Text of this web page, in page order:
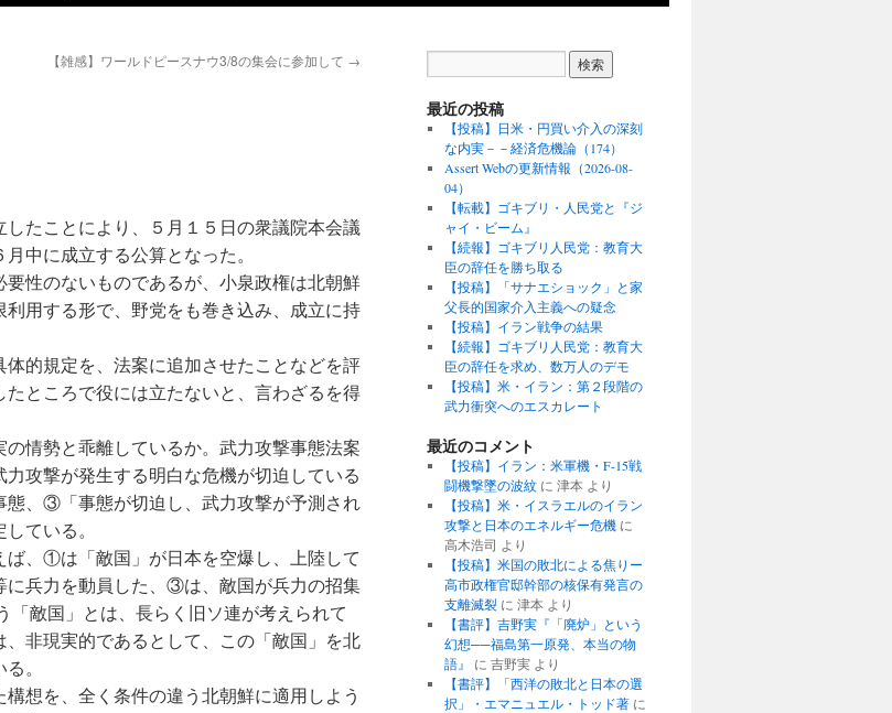
【雑感】ワールドピースナウ3/8の集会に参加して →
たことにより、５月１５日の衆議院本会議
中に成立する公算となった。
性のないものであるが、小泉政権は北朝鮮
用する形で、野党をも巻き込み、成立に持
的規定を、法案に追加させたことなどを評
ところで役には立たないと、言わざるを得
情勢と乖離しているか。武力攻撃事態法案
攻撃が発生する明白な危機が切迫している
態、③「事態が切迫し、武力攻撃が予測され
ている。
、①は「敵国」が日本を空爆し、上陸して
兵力を動員した、③は、敵国が兵力の招集
「敵国」とは、長らく旧ソ連が考えられて
非現実的であるとして、この「敵国」を北
。
想を、全く条件の違う北朝鮮に適用しよう
最近の投稿
【投稿】日米・円買い介入の深刻
な内実－－経済危機論（174）
Assert Webの更新情報（2026-08-
04）
【転載】ゴキブリ・人民党と『ジ
ャイ・ビーム』
【続報】ゴキブリ人民党：教育大
臣の辞任を勝ち取る
【投稿】「サナエショック」と家
父長的国家介入主義への疑念
【投稿】イラン戦争の結果
【続報】ゴキブリ人民党：教育大
臣の辞任を求め、数万人のデモ
【投稿】米・イラン：第２段階の
武力衝突へのエスカレート
最近のコメント
【投稿】イラン：米軍機・F-15戦
闘機撃墜の波紋に 津本より
【投稿】米・イスラエルのイラン
攻撃と日本のエネルギー危機に
高木浩司 より
【投稿】米国の敗北による焦りー
高市政権官邸幹部の核保有発言の
支離滅裂に 津本より
【書評】吉野実『「廃炉」という
幻想──福島第一原発、本当の物
語』
に 吉野実より
【書評】「西洋の敗北と日本の選
択」・エマニュエル・トッド著に